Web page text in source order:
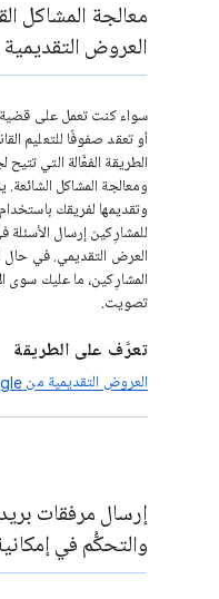
معالجة المشاكل
العروض
سواء كنت تعمل على
أو تعقد صفوفًا للتعليم
الطريقة الفعَّالة التي
ومعالجة المشاكل الشائعة.
للمشارِكين إرسال الأسئلة
العرض التقديمي. في حال
المشارِكين، ما عليك سوى
تصويت.
تعرَّف على الطريقة
العروض التقديمية من Google
إرسال مرفقات
والتحكُّم في